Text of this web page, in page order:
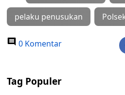
pelaku penusukan
0 Komentar
Tag Populer